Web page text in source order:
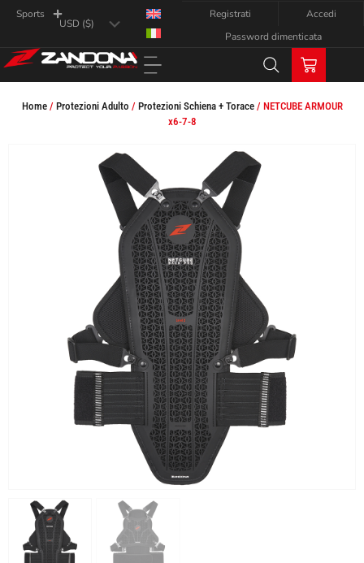
Sports Registrati
Accedi
Password dimenticata
Home/ Protezioni Adulto / Protezioni Schiena + Torace/ NETCUBE ARMOUR
x6-7-8